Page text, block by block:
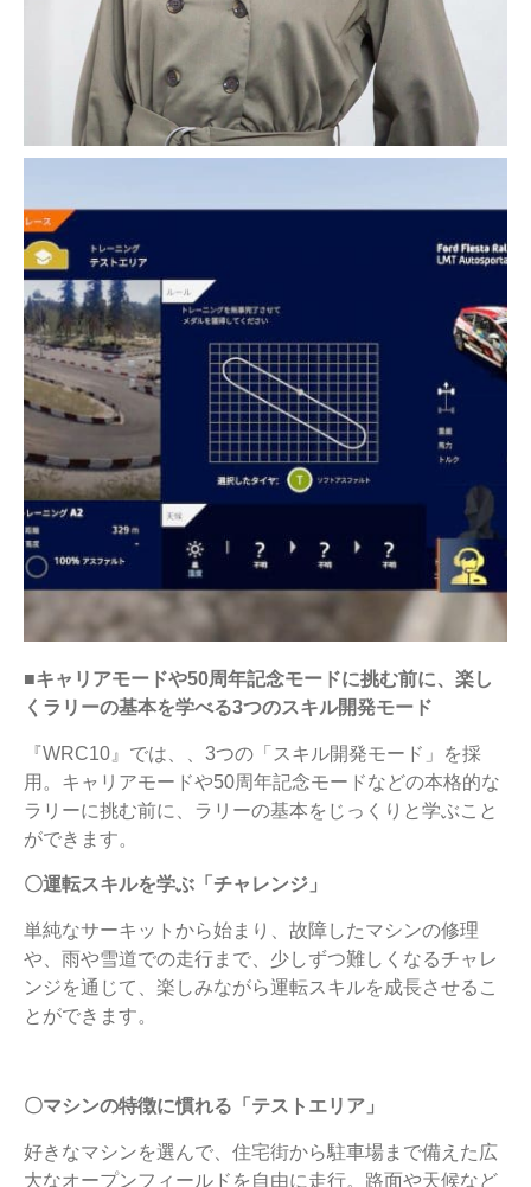
■キャリアモードや50周年記念モードに挑む前に、楽し
くラリーの基本を学べる3つのスキル開発モード
『WRC10』では、、3つの「スキル開発モード」を採
用。キャリアモードや50周年記念モードなどの本格的な
ラリーに挑む前に、ラリーの基本をじっくりと学ぶこと
ができます。
〇運転スキルを学ぶ「チャレンジ」
単純なサーキットから始まり、故障したマシンの修理
や、雨や雪道での走行まで、少しずつ難しくなるチャレ
ンジを通じて、楽しみながら運転スキルを成長させるこ
とができます。
〇マシンの特徴に慣れる「テストエリア」
好きなマシンを選んで、住宅街から駐車場まで備えた広
大なオープンフィールドを自由に走行。 路面や天候など